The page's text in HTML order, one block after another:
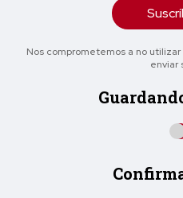
Nos comprometemos a no
enviar